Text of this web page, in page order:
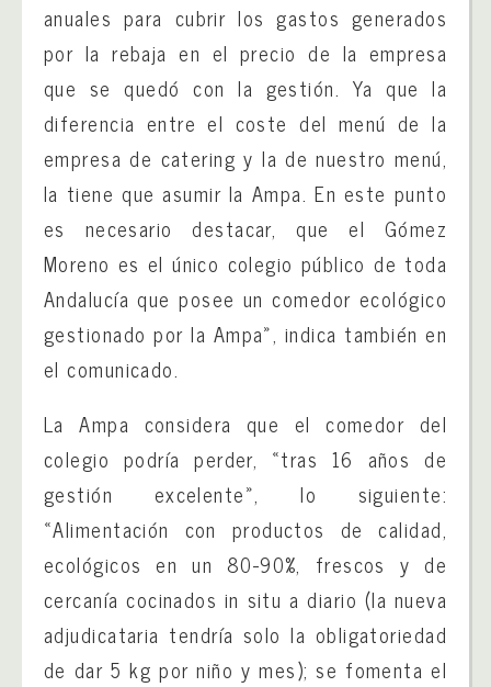
anuales para cubrir los gastos generados
por la rebaja en el precio de la empresa
que se quedó con la gestión. Ya que la
diferencia entre el coste del menú de la
empresa de catering y la de nuestro menú,
la tiene que asumir la Ampa. En este punto
es necesario destacar, que el Gómez
Moreno es el único colegio público de toda
Andalucía que posee un comedor ecológico
gestionado por la Ampa», indica también en
el comunicado.
La Ampa considera que el comedor del
colegio podría perder, «tras 16 años de
gestión excelente», lo siguiente:
«Alimentación con productos de calidad,
ecológicos en un 80-90%, frescos y de
cercanía cocinados in situ a diario (la nueva
adjudicataria tendría solo la obligatoriedad
de dar 5 kg por niño y mes); se fomenta el